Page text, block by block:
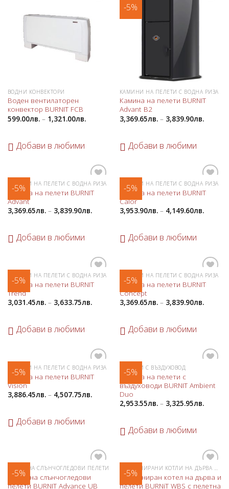
любими
ВОДНИ КОНВЕКТОРИ
Воден вентилаторен
конвектор BURNIT FCB
599.00лв.– 1,321.00лв.
Добави в любими
-5%
КАМИНИ НА ПЕЛЕТИ С ВОДНА РИЗА
Камина на пелети BURNIT
Advant B2
3,369.65лв.– 3,839.90лв.
Добави в любими
-5%
Добави
в
КАМИНИ НА ПЕЛЕТИ С ВОДНА РИЗА
Камина на пелети BURNIT
Advant
3,369.65лв.– 3,839.90лв.
Добави в любими
-5%
Добави
в
КАМИНИ НА ПЕЛЕТИ С ВОДНА РИЗА
Камина на пелети BURNIT
Calor
3,953.90лв.– 4,149.60лв.
Добави в любими
-5%
Добави
в
КАМИНИ НА ПЕЛЕТИ С ВОДНА РИЗА
Камина на пелети BURNIT
Trend
3,031.45лв.– 3,633.75лв.
Добави в любими
-5%
Добави
в
КАМИНИ НА ПЕЛЕТИ С ВОДНА РИЗА
Камина на пелети BURNIT
Concept
3,369.65лв.– 3,839.90лв.
Добави в любими
-5%
Добави
в
КАМИНИ НА ПЕЛЕТИ С ВОДНА РИЗА
Камина на пелети BURNIT
Vision
3,886.45лв.– 4,507.75лв.
Добави в любими
-5%
любими
КАМИНИ С ВЪЗДУХОВОД
Камина на пелети с
въздуховоди BURNIT Ambient
Duo
2,953.55лв.– 3,325.95лв.
Добави в любими
-5%
Добави
любими
КОТЛИ НА СЛЪНЧОГЛЕДОВИ ПЕЛЕТИ
Котел на слънчогледови
пелети BURNIT Advance UB
-5%
Добави
в
любими
КОМБИНИРАНИ КОТЛИ НА ДЪРВА И ПЕЛЕТИ
Комбиниран котел на дърва и
пелети BURNiT WBS с пелетна